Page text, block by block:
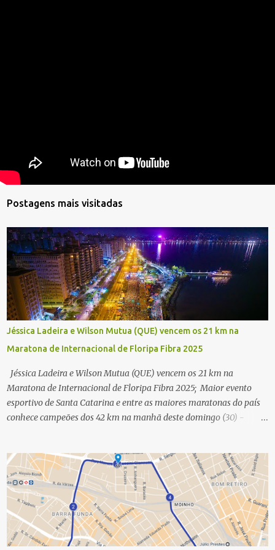
Postagens mais visitadas
Jéssica Ladeira e Wilson Mutua (QUE) vencem os 21 km na
Maratona de Internacional de Floripa Fibra 2025
Jéssica Ladeira e Wilson Mutua (QUE) vencem os 21 km na
Maratona de Internacional de Floripa Fibra 2025; Maior evento
esportivo de Santa Catarina e entre as maiores maratonas do país
conhece campeões dos 42 km na manhã deste domingo (30) -
Floripa Fibra 2025. Na manhã deste sábado (30) foram conhecidos
os campeões dos 21 km do maior evento esportivo de Santa
Catarina. A mineira Jessica Ladeira e o queniano Wilson Mutua
foram os vencedores da meia maratona, ambos com a quebra de
recorde da prova. Neste domingo (31) será a vez da prova principal,
os 42,195 km da maratona, além da corrida de 5 KM. As largadas,